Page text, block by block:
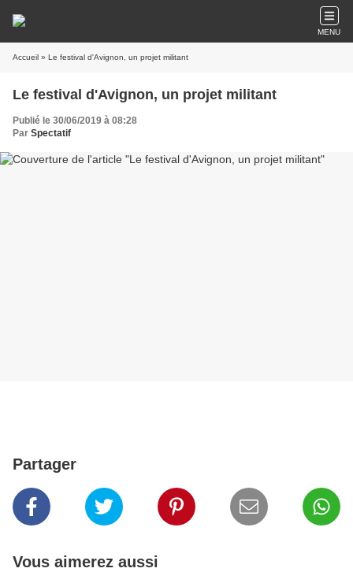
MENU
Accueil » Le festival d'Avignon, un projet militant
Le festival d'Avignon, un projet militant
Publié le 30/06/2019 à 08:28
Par Spectatif
Partager
Vous aimerez aussi